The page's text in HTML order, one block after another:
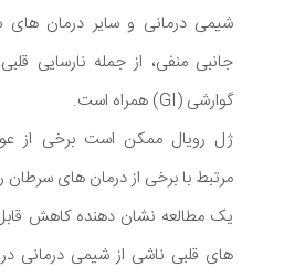
شیمی درمانی و سایر درمان های
جانبی منفی، از جمله نارسایی
گوارشی (GI) همراه است.
ژل رویال ممکن است برخی از
مرتبط با برخی از درمان های
یک مطالعه نشان دهنده کاهش
های قلبی ناشی از شیمی